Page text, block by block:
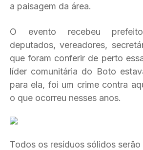
a paisagem da área.
O evento recebeu
deputados, vereadores,
que foram conferir de perto
líder comunitária do Boto
para ela, foi um crime contra
o que ocorreu nesses anos.
Todos os resíduos sólidos